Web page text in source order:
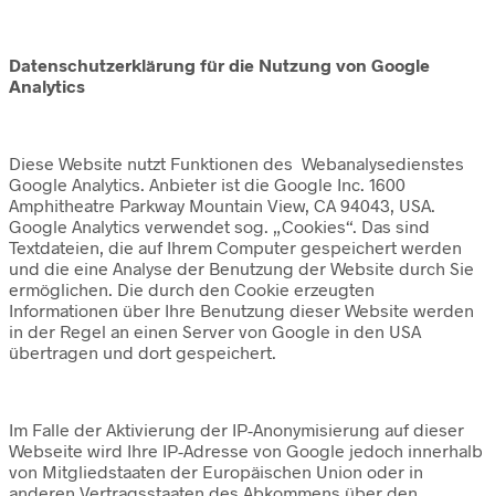
Datenschutzerklärung für die Nutzung von Google
Analytics
Diese Website nutzt Funktionen des Webanalysedienstes
Google Analytics. Anbieter ist die Google Inc. 1600
Amphitheatre Parkway Mountain View, CA 94043, USA.
Google Analytics verwendet sog. „Cookies“. Das sind
Textdateien, die auf Ihrem Computer gespeichert werden
und die eine Analyse der Benutzung der Website durch Sie
ermöglichen. Die durch den Cookie erzeugten
Informationen über Ihre Benutzung dieser Website werden
in der Regel an einen Server von Google in den USA
übertragen und dort gespeichert.
Im Falle der Aktivierung der IP-Anonymisierung auf dieser
Webseite wird Ihre IP-Adresse von Google jedoch innerhalb
von Mitgliedstaaten der Europäischen Union oder in